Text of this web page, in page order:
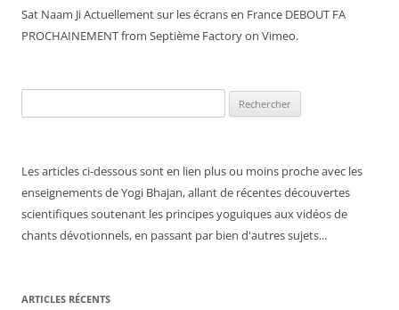
Sat Naam Ji Actuellement sur les écrans en France DEBOUT FA
PROCHAINEMENT from Septième Factory on Vimeo.
Les articles ci-dessous sont en lien plus ou moins proche avec les
enseignements de Yogi Bhajan, allant de récentes découvertes
scientifiques soutenant les principes yoguiques aux vidéos de
chants dévotionnels, en passant par bien d'autres sujets...
ARTICLES RÉCENTS